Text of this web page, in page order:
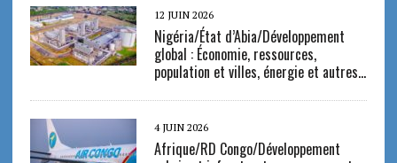
12 JUIN 2026
Nigéria/État d’Abia/Développement
global : Économie, ressources,
population et villes, énergie et autres…
4 JUIN 2026
Afrique/RD Congo/Développement